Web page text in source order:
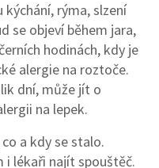
kýchání, rýma, slzení
se objeví během jara,
hodinách, kdy je
alergie na roztoče.
dní, může jít o
na lepek.
a kdy se stalo.
i lékaři najít spouštěč.